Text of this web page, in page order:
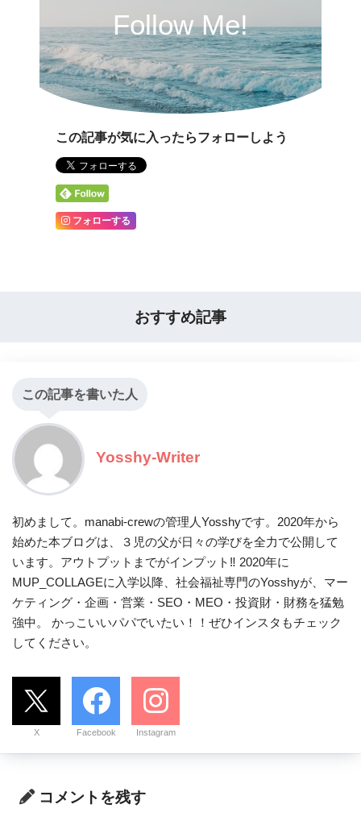
Follow Me!
この記事が気に入ったらフォローしよう
フォローする
おすすめ記事
この記事を書いた人
Yosshy-Writer
初めまして。manabi-crewの管理人Yosshyです。2020年から
始めた本ブログは、３児の父が日々の学びを全力で公開して
います。アウトプットまでがインプット‼ 2020年に
MUP_COLLAGEに入学以降、社会福祉専門のYosshyが、マー
ケティング・企画・営業・SEO・MEO・投資財・財務を猛勉
強中。 かっこいいパパでいたい！！ぜひインスタもチェック
してください。
X Facebook Instagram
コメントを残す